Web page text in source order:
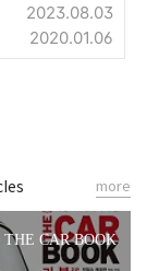
2023.08.03
2020.01.06
CAR BOOK
more